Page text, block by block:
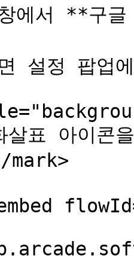
에서 **구
설정 팝업
살표 아이콘
mark>